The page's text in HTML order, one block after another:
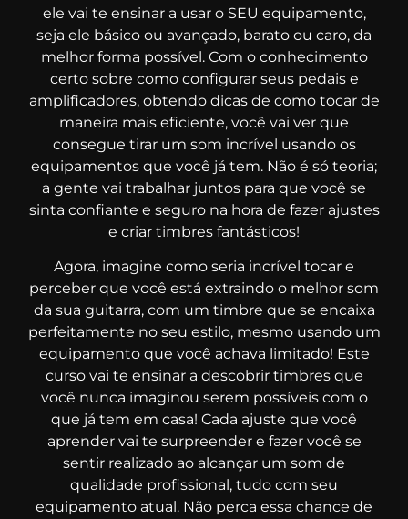
ele vai te ensinar a usar o SEU equipamento,
seja ele básico ou avançado, barato ou caro, da
melhor forma possível. Com o conhecimento
certo sobre como configurar seus pedais e
amplificadores, obtendo dicas de como tocar de
maneira mais eficiente, você vai ver que
consegue tirar um som incrível usando os
equipamentos que você já tem. Não é só teoria;
a gente vai trabalhar juntos para que você se
sinta confiante e seguro na hora de fazer ajustes
e criar timbres fantásticos!
Agora, imagine como seria incrível tocar e
perceber que você está extraindo o melhor som
da sua guitarra, com um timbre que se encaixa
perfeitamente no seu estilo, mesmo usando um
equipamento que você achava limitado! Este
curso vai te ensinar a descobrir timbres que
você nunca imaginou serem possíveis com o
que já tem em casa! Cada ajuste que você
aprender vai te surpreender e fazer você se
sentir realizado ao alcançar um som de
qualidade profissional, tudo com seu
equipamento atual. Não perca essa chance de